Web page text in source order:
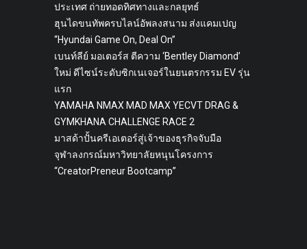
ประเทศ ถ่ายทอดทิศทางและกลยุทธ์
ฮุนไดขนทัพครบไลน์อัพลงสนาม ส่งแคมเปญ
“Hyundai Game On, Deal On”
เบนท์ลีย์ มอเตอร์ส ตีความ ‘Bentley Diamond’
ใหม่ ดีไซน์ระดับซิกเนเจอร์ในยนตรกรรม EV รุ่น
แรก
YAMAHA NMAX MAD MAX YECVT DRAG &
GYMKHANA CHALLENGE RACE 2
มาสด้าปั้นครีเอเตอร์สู่เจ้าของธุรกิจจับมือ
จุฬาลงกรณ์มหาวิทยาลัยหนุนโครงการ
“CreatorPreneur Bootcamp”